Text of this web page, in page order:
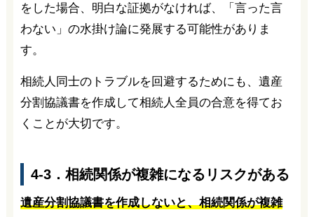
をした場合、明白な証拠がなければ、「言った言
わない」の水掛け論に発展する可能性がありま
す。
相続人同士のトラブルを回避するためにも、遺産
分割協議書を作成して相続人全員の合意を得てお
くことが大切です。
4-3．相続関係が複雑になるリスクがある
遺産分割協議書を作成しないと、相続関係が複雑